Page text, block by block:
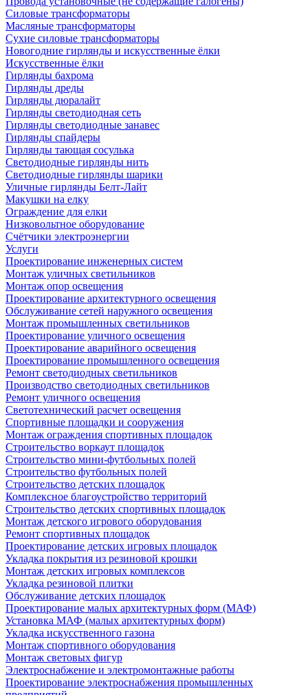
Силовые трансформаторы
Масляные трансформаторы
Сухие силовые трансформаторы
Новогодние гирлянды и искусственные ёлки
Искусственные ёлки
Гирлянды бахрома
Гирлянды дреды
Гирлянды дюралайт
Гирлянды светодиодная сеть
Гирлянды светодиодные занавес
Гирлянды спайдеры
Гирлянды тающая сосулька
Светодиодные гирлянды нить
Светодиодные гирлянды шарики
Уличные гирлянды Белт-Лайт
Макушки на елку
Ограждение для елки
Низковольтное оборудование
Счётчики электроэнергии
Услуги
Проектирование инженерных систем
Монтаж уличных светильников
Монтаж опор освещения
Проектирование архитектурного освещения
Обслуживание сетей наружного освещения
Монтаж промышленных светильников
Проектирование уличного освещения
Проектирование аварийного освещения
Проектирование промышленного освещения
Ремонт светодиодных светильников
Производство светодиодных светильников
Ремонт уличного освещения
Светотехнический расчет освещения
Спортивные площадки и сооружения
Монтаж ограждения спортивных площадок
Строительство воркаут площадок
Строительство мини-футбольных полей
Строительство футбольных полей
Строительство детских площадок
Комплексное благоустройство территорий
Строительство детских спортивных площадок
Монтаж детского игрового оборудования
Ремонт спортивных площадок
Проектирование детских игровых площадок
Укладка покрытия из резиновой крошки
Монтаж детских игровых комплексов
Укладка резиновой плитки
Обслуживание детских площадок
Проектирование малых архитектурных форм (МАФ)
Установка МАФ (малых архитектурных форм)
Укладка искусственного газона
Монтаж спортивного оборудования
Монтаж световых фигур
Электроснабжение и электромонтажные работы
Проектирование электроснабжения промышленных